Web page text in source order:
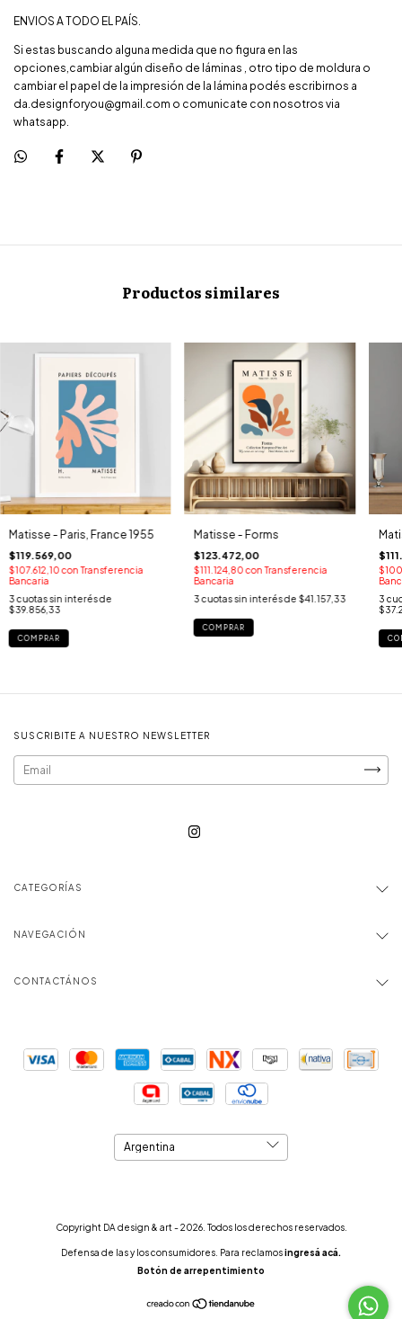
ENVIOS A TODO EL PAÍS.
Si estas buscando alguna medida que no figura en las
opciones,cambiar algún diseño de láminas , otro tipo de moldura o
cambiar el papel de la impresión de la lámina podés escribirnos a
da.designforyou@gmail.com o comunicate con nosotros via
whatsapp.
Productos similares
Matisse - Paris, France 1955
$119.569,00
$107.612,10con Transferencia
Bancaria
3 cuotas sin interés de
$39.856,33
COMPRAR
Matisse - Forms
$123.472,00
$111.124,80con Transferencia
Bancaria
3 cuotas sin interés de $41.157,33
COMPRAR
3
SUSCRIBITE A NUESTRO NEWSLETTER
CATEGORÍAS
NAVEGACIÓN
CONTACTÁNOS
Copyright DA design & art - 2026. Todos los derechos reservados.
Defensa de las y los consumidores. Para reclamosingresá acá.
Botón de arrepentimiento